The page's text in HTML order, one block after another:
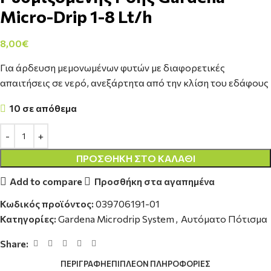
Micro-Drip 1-8 Lt/h
8,00€
Για άρδευση μεμονωμένων φυτών με διαφορετικές
απαιτήσεις σε νερό, ανεξάρτητα από την κλίση του εδάφους
10 σε απόθεμα
ΠΡΟΣΘΉΚΗ ΣΤΟ ΚΑΛΆΘΙ
Add to compare
Προσθήκη στα αγαπημένα
Κωδικός προϊόντος: 039706191-01
Κατηγορίες: Gardena Microdrip System , Αυτόματο Πότισμα
Share:
ΠΕΡΙΓΡΑΦΉΕΠΙΠΛΈΟΝ ΠΛΗΡΟΦΟΡΊΕΣ